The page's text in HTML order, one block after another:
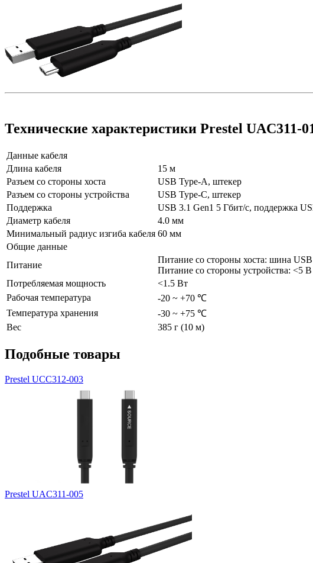
Технические характеристики Prestel UAC311-
Данные кабеля
Длина кабеля
15 м
Разъем со стороны хоста
USB Type-А, штекер
Разъем со стороны устройства
USB Type-C, штекер
Поддержка
USB 3.1 Gen1 5 Гбит/с, поддержка
Диаметр кабеля
4.0 мм
Минимальный радиус изгиба кабеля 60 мм
Общие данные
Питание
Питание со стороны хоста: шина USB
Питание со стороны устройства: <5 В
Потребляемая мощность
<1.5 Вт
Рабочая температура
-20 ~ +70 ℃
Температура хранения
-30 ~ +75 ℃
Вес
385 г (10 м)
Подобные товары
Prestel UCC312-003
Prestel UAC311-005